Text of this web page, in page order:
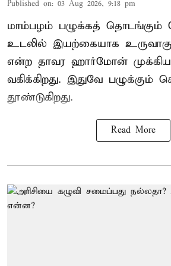
Published on: 03 Aug 2026, 9:18 pm
மாம்பழம் பழுக்கத்
உடலில் இயற்கையாக
என்ற தாவர ஹார்மோன் முக்கிய
வகிக்கிறது. இதுவே
தூண்டுகிறது.
Read More